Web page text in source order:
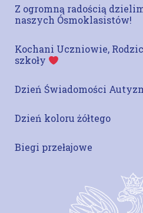
Z ogromną radością
naszych Ósmoklasistów!
Kochani Uczniowie,
szkoły
Dzień Świadomości
Dzień koloru żółtego
Biegi przełajowe